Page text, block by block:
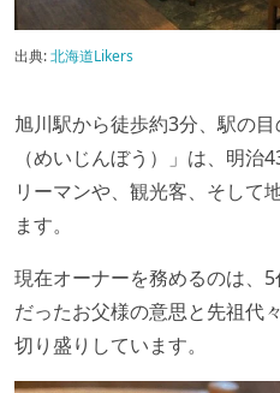
出典:北海道Likers
旭川駅から徒歩約3分、駅の
（めいじんぼう）」は、明治
リーマンや、観光客、そして
ます。
現在オーナーを務めるのは、
だったお父様の意思と先祖代
切り盛りしています。